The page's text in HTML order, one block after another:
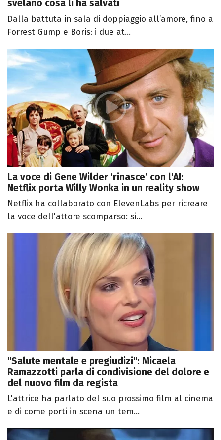
svelano cosa li ha salvati
Dalla battuta in sala di doppiaggio all’amore, fino a
Forrest Gump e Boris: i due at...
La voce di Gene Wilder ‘rinasce’ con l'AI:
Netflix porta Willy Wonka in un reality show
Netflix ha collaborato con ElevenLabs per ricreare
la voce dell'attore scomparso: si...
"Salute mentale e pregiudizi": Micaela
Ramazzotti parla di condivisione del dolore e
del nuovo film da regista
L'attrice ha parlato del suo prossimo film al cinema
e di come porti in scena un tem...